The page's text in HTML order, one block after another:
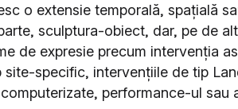
o extensie temporală, spațială
sculptura-obiect, dar, pe de
de expresie precum intervenția
specific, intervențiile de tip
performance-ul sau